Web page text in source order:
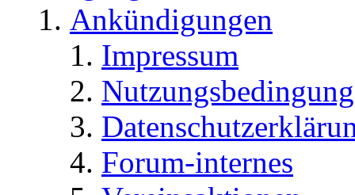
Ankündigungen
Impressum
Forum-internes